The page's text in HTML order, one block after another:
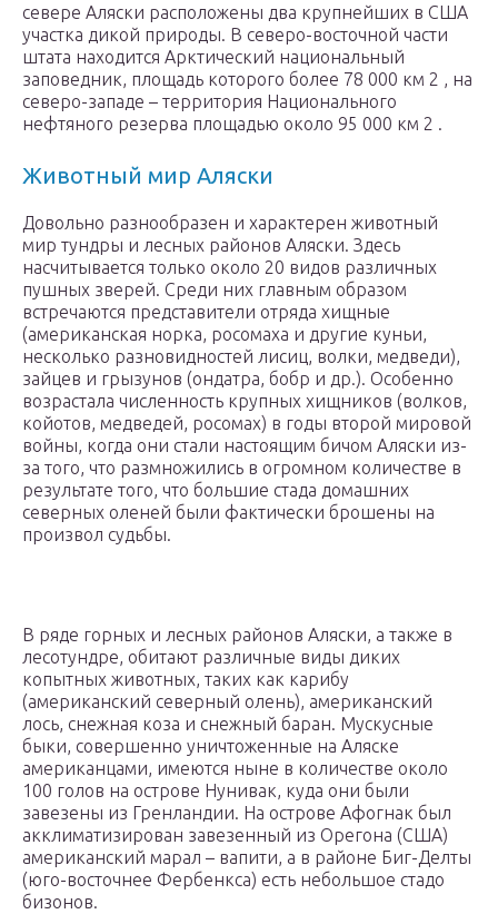
севере Аляски расположены два крупнейших в США
участка дикой природы. В северо-восточной части
штата находится Арктический национальный
заповедник, площадь которого более 78 000 км 2 , на
северо-западе – территория Национального
нефтяного резерва площадью около 95 000 км 2 .
Животный мир Аляски
Довольно разнообразен и характерен животный
мир тундры и лесных районов Аляски. Здесь
насчитывается только около 20 видов различных
пушных зверей. Среди них главным образом
встречаются представители отряда хищные
(американская норка, росомаха и другие куньи,
несколько разновидностей лисиц, волки, медведи),
зайцев и грызунов (ондатра, бобр и др.). Особенно
возрастала численность крупных хищников (волков,
койотов, медведей, росомах) в годы второй мировой
войны, когда они стали настоящим бичом Аляски из-
за того, что размножились в огромном количестве в
результате того, что большие стада домашних
северных оленей были фактически брошены на
произвол судьбы.
В ряде горных и лесных районов Аляски, а также в
лесотундре, обитают различные виды диких
копытных животных, таких как карибу
(американский северный олень), американский
лось, снежная коза и снежный баран. Мускусные
быки, совершенно уничтоженные на Аляске
американцами, имеются ныне в количестве около
100 голов на острове Нунивак, куда они были
завезены из Гренландии. На острове Афогнак был
акклиматизирован завезенный из Орегона (США)
американский марал – вапити, а в районе Биг-Делты
(юго-восточнее Фербенкса) есть небольшое стадо
бизонов.